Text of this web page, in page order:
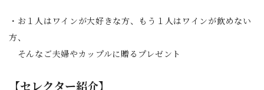
・お１人はワインが大好きな方、もう１人はワインが飲めない
方、
そんなご夫婦やカップルに贈るプレゼント
【セレクター紹介】